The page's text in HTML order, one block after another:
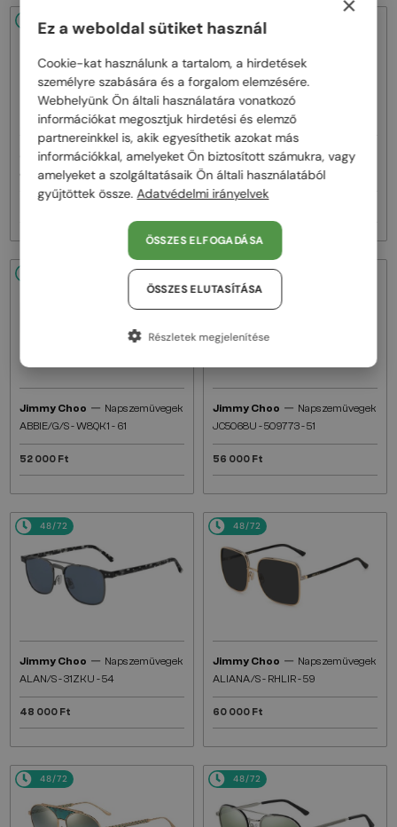
48/72
Jimmy Choo—Napszemüvegek
JC4012 - 300613 - 60
48/72
Jimmy Choo—Napszemüvegek
JC4012 - 300620 - 60
Jimmy Choo — Napszemüvegek
ABBIE/G/S - W8QK1 - 61
52 000 Ft
48/72
Jimmy Choo — Napszemüvegek
JC5068U - 509773 - 51
56 000 Ft
48/72
Jimmy Choo — Napszemüvegek
ALAN/S - 31ZKU - 54
48 000 Ft
48/72
Jimmy Choo — Napszemüvegek
ALIANA/S - RHLIR - 59
60 000 Ft
48/72 48/72
Ez a weboldal sütiket használ
Cookie-kat használunk a tartalom, a hirdetések
személyre szabására és a forgalom elemzésére.
Webhelyünk Ön általi használatára vonatkozó
információkat megosztjuk hirdetési és elemző
partnereinkkel is, akik egyesíthetik azokat más
információkkal, amelyeket Ön biztosított számukra, vagy
amelyeket a szolgáltatásaik Ön általi használatából
gyűjtöttek össze.Adatvédelmi irányelvek
ÖSSZES ELFOGADÁSA
ÖSSZES ELUTASÍTÁSA
Részletek megjelenítése